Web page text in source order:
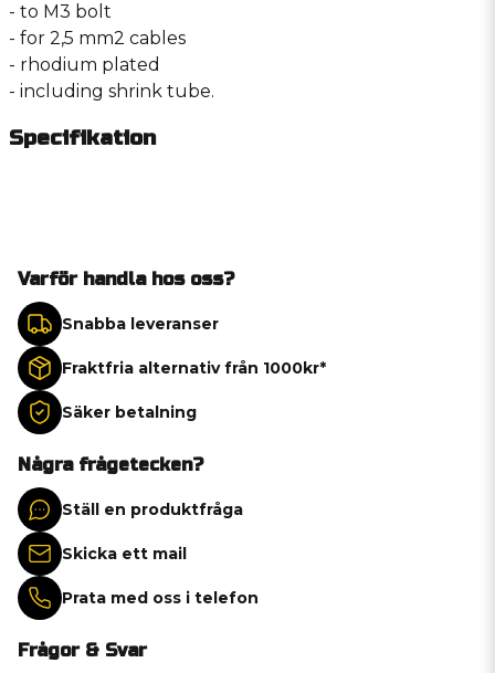
- to M3 bolt
- for 2,5 mm2 cables
- rhodium plated
- including shrink tube.
Specifikation
Varför handla hos oss?
Snabba leveranser
Fraktfria alternativ från 1000kr*
Säker betalning
Några frågetecken?
Ställ en produktfråga
Skicka ett mail
Prata med oss i telefon
Frågor & Svar